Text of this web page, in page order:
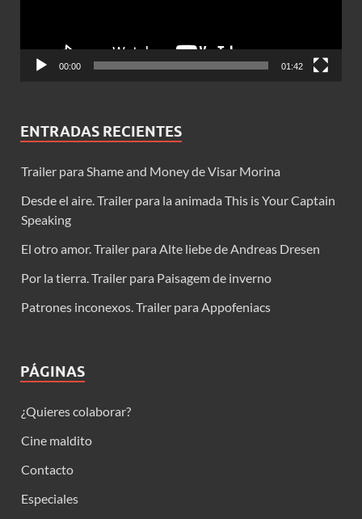
00:00 01:42
ENTRADAS RECIENTES
Trailer para Shame and Money de Visar Morina
Desde el aire. Trailer para la animada This is Your Captain
Speaking
El otro amor. Trailer para Alte liebe de Andreas Dresen
Por la tierra. Trailer para Paisagem de inverno
Patrones inconexos. Trailer para Appofeniacs
PÁGINAS
¿Quieres colaborar?
Cine maldito
Contacto
Especiales